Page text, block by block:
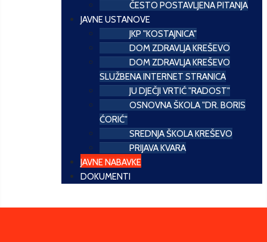
ČESTO POSTAVLJENA PITANJA
JAVNE USTANOVE
JKP "KOSTAJNICA"
DOM ZDRAVLJA KREŠEVO
DOM ZDRAVLJA KREŠEVO
SLUŽBENA INTERNET STRANICA
JU DJEČJI VRTIĆ "RADOST"
OSNOVNA ŠKOLA "DR. BORIS
ĆORIĆ"
SREDNJA ŠKOLA KREŠEVO
PRIJAVA KVARA
JAVNE NABAVKE
DOKUMENTI